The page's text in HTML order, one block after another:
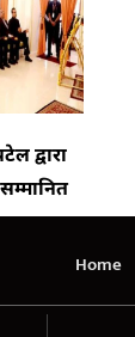
द्वारा
Home